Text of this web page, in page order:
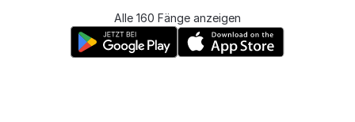
Alle 160 Fänge anzeigen